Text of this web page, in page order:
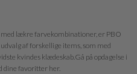
lækre farvekombinationer, er PBO
af forskellige items, som med
kvindes klædeskab.Gå på opdagelse i
dine favoritter her.